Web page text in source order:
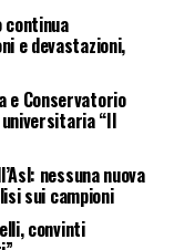
continua
e devastazioni,
e Conservatorio
universitaria “Il
nessuna nuova
sui campioni
convinti